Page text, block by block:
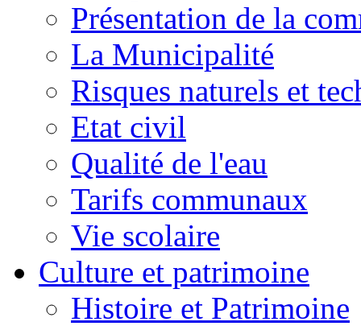
Présentation de la
La Municipalité
Risques naturels et
Etat civil
Qualité de l'eau
Tarifs communaux
Vie scolaire
Culture et patrimoine
Histoire et Patrimoine